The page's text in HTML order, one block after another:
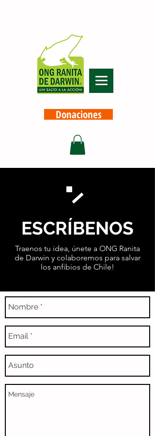
Donaciones
ESCRÍBENOS
Traenos tu idea, únete a ONG Ranita
de Darwin y colaboremos para salvar
los anfibios de Chile!